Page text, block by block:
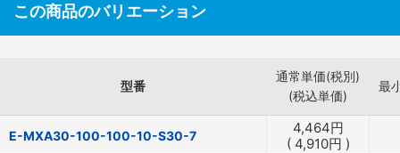
この商品のバリエーション
型番
通常単価(税別)
(税込単価)
最
E-MXA30-100-100-10-S30-7 4,464円
( 4,910円 )